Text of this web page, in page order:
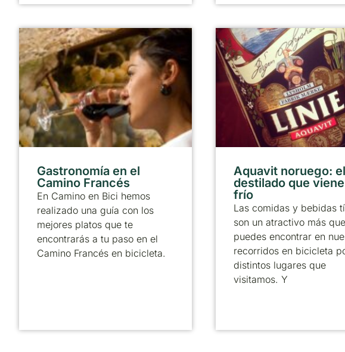
Gastronomía en el
Camino Francés
En Camino en Bici hemos
realizado una guía con los
mejores platos que te
encontrarás a tu paso en el
Camino Francés en bicicleta.
Aquavit noruego: el
destilado que
frío
Las comidas y bebidas
son un atractivo más que
puedes encontrar en
recorridos en bicicleta
distintos lugares que
visitamos. Y